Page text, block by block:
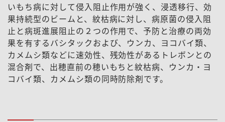
いもち病に対して侵入阻止作用が強く、浸透移行、効
果持続型のビームと、紋枯病に対し、病原菌の侵入阻
止と病斑進展阻止の２つの作用で、予防と治療の両効
果を有するバシタックおよび、ウンカ、ヨコバイ類、
カメムシ類などに速効性、残効性があるトレボンとの
混合剤で、出穂直前の穂いもちと紋枯病、ウンカ・ヨ
コバイ類、カメムシ類の同時防除剤です。